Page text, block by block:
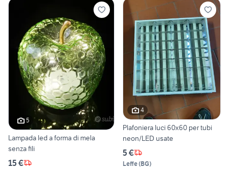
5
Lampada led a forma di mela
senza fili
15 €
4
Plafoniera luci 60x60 per tubi
neon/LED usate
5 €
Leffe(BG)